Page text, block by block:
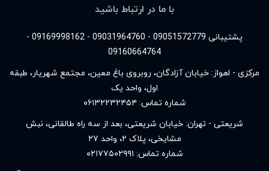
با ما در ارتباط باشید
پشتیبانی 09051572779 - 09031964760 - 09169998162 -
09160664764
مرکزی - اهواز: خیابان آزادگان، روبروی باغ معین، مجتمع شهریار، طبقه
اول، واحد یک
شماره تماس:۰۶۱۳۲۲۳۲۴۵۴
شریعتی - تهران: خیابان شریعتی، بعد از سه راه طالقانی، نبش
مشایخی، پلاک ۲، واحد ۲۷
شماره تماس: ۰۲۱۷۷۵۰۲۹۹۱